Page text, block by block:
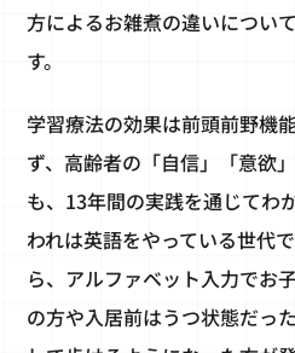
方によるお雑煮の違いについ
す。
学習療法の効果は前頭前野機
ず、高齢者の「自信」「意欲
も、13年間の実践を通じてわ
われは英語をやっている世代
ら、アルファベット入力でお
の方や入居前はうつ状態だっ